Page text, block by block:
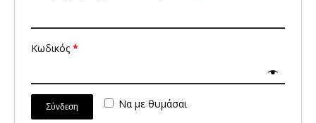
Κωδικός *
Να με θυμάσαι
Σύνδεση